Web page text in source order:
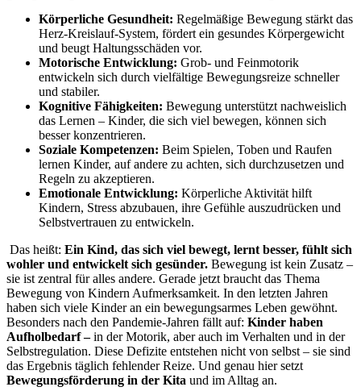
Körperliche Gesundheit: Regelmäßige Bewegung stärkt das
Herz-Kreislauf-System, fördert ein gesundes Körpergewicht
und beugt Haltungsschäden vor.
Motorische Entwicklung: Grob- und Feinmotorik
entwickeln sich durch vielfältige Bewegungsreize schneller
und stabiler.
Kognitive Fähigkeiten: Bewegung unterstützt nachweislich
das Lernen – Kinder, die sich viel bewegen, können sich
besser konzentrieren.
Soziale Kompetenzen: Beim Spielen, Toben und Raufen
lernen Kinder, auf andere zu achten, sich durchzusetzen und
Regeln zu akzeptieren.
Emotionale Entwicklung: Körperliche Aktivität hilft
Kindern, Stress abzubauen, ihre Gefühle auszudrücken und
Selbstvertrauen zu entwickeln.
Das heißt: Ein Kind, das sich viel bewegt, lernt besser, fühlt sich
wohler und entwickelt sich gesünder. Bewegung ist kein Zusatz –
sie ist zentral für alles andere. Gerade jetzt braucht das Thema
Bewegung von Kindern Aufmerksamkeit. In den letzten Jahren
haben sich viele Kinder an ein bewegungsarmes Leben gewöhnt.
Besonders nach den Pandemie-Jahren fällt auf: Kinder haben
Aufholbedarf –in der Motorik, aber auch im Verhalten und in der
Selbstregulation. Diese Defizite entstehen nicht von selbst – sie sind
das Ergebnis täglich fehlender Reize. Und genau hier setzt
Bewegungsförderung in der Kita und im Alltag an.